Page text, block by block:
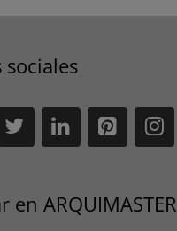
sociales
en ARQUIMASTER